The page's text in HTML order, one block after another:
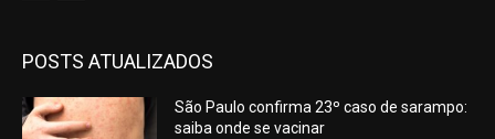
POSTS ATUALIZADOS
São Paulo confirma 23º caso de sarampo:
saiba onde se vacinar